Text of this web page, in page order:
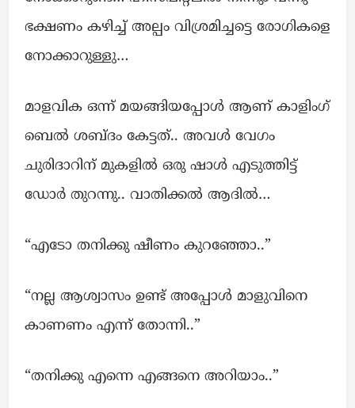
ഭക്ഷണം കഴിച്ച് അല്പം വിശ്രമിച്ചട്ടെ രോഗികളെ
നോക്കാറുള്ളു…
മാളവിക ഒന്ന് മയങ്ങിയപ്പോൾ ആണ് കാളിംഗ്
ബെൽ ശബ്ദം കേട്ടത്.. അവൾ വേഗം
ചുരിദാറിന് മുകളിൽ ഒരു ഷാൾ എടുത്തിട്ട്
ഡോർ തുറന്നു.. വാതിക്കൽ ആദിൽ…
“എടോ തനിക്കു ഷീണം കുറഞ്ഞോ..”
“നല്ല ആശ്വാസം ഉണ്ട്‌ അപ്പോൾ മാളുവിനെ
കാണണം എന്ന് തോന്നി..”
“തനിക്കു എന്നെ എങ്ങനെ അറിയാം..”